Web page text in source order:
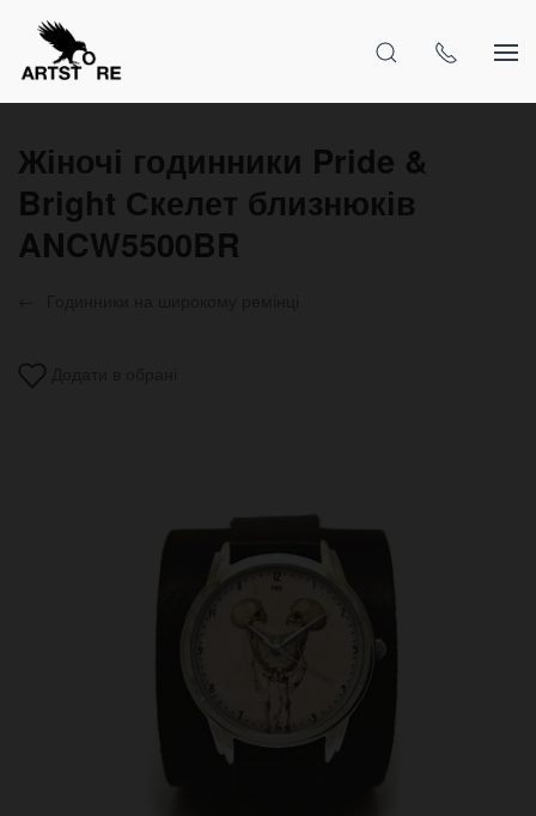
Жіночі годинники Pride &
Bright Скелет близнюків
ANCW5500BR